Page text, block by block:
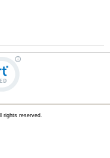
rights reserved.